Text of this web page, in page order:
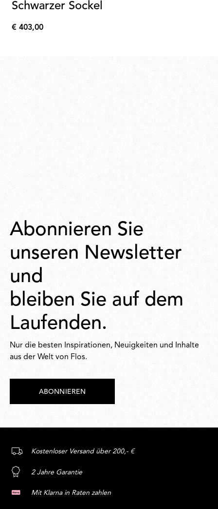
Schwarzer Sockel
€ 403,00
Abonnieren Sie
unseren Newsletter
und
bleiben Sie auf dem
Laufenden.
Nur die besten Inspirationen, Neuigkeiten und Inhalte
aus der Welt von Flos.
ABONNIEREN
Kostenloser Versand über 200,- €
2 Jahre Garantie
Mit Klarna in Raten zahlen